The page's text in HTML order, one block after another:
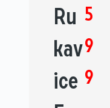
Ru
kav
ice
5
9
9